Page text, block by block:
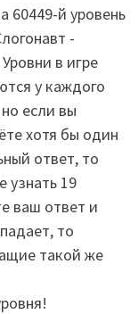
60449-й уровень
-
в игре
у каждого
если вы
хотя бы один
ответ, то
узнать 19
ваш ответ и
то
такой же